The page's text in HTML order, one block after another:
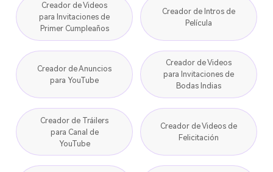
Creador de Videos
para Invitaciones de
Primer Cumpleaños
Creador de Intros de
Película
Creador de Anuncios
para YouTube
Creador de Videos
para Invitaciones de
Bodas Indias
Creador de Tráilers
para Canal de
YouTube
Creador de Videos de
Felicitación